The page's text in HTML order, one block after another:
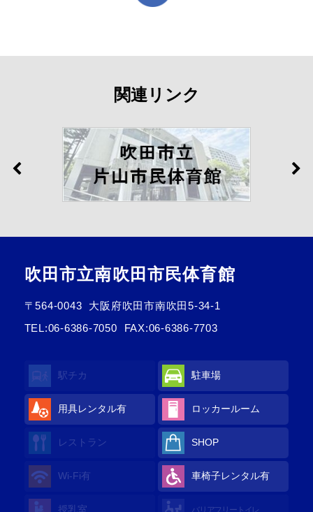
関連リンク
吹田市立南吹田市民体育館
〒564-0043
大阪府吹田市南吹田5-34-1
TEL:06-6386-7050 FAX:06-6386-7703
駅チカ 駐車場
用具レンタル有 ロッカールーム
レストラン SHOP
Wi-Fi有 車椅子レンタル有
授乳室 バリアフリートイレ